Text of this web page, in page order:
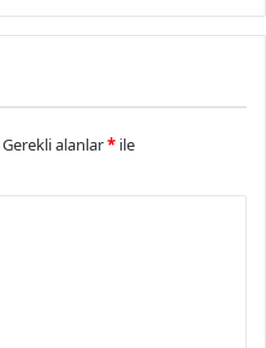
Gerekli alanlar* ile